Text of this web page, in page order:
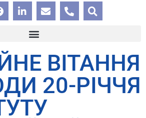
ВІТАННЯ
20-РІЧЧЯ